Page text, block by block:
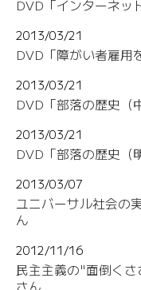
DVD「インターネッ
2013/03/21
DVD「障がい者雇用
2013/03/21
DVD「部落の歴史（
2013/03/21
DVD「部落の歴史（
2013/03/07
ユニバーサル社会の
ん
2012/11/16
民主主義の"面倒く